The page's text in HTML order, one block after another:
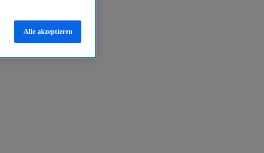
Alle akzeptieren